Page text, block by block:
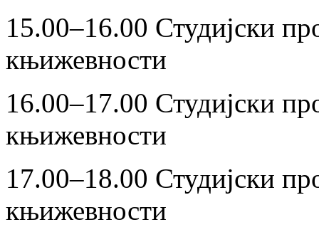
15.00–16.00 Студијски
књижевности
16.00–17.00 Студијски
књижевности
17.00–18.00 Студијски
књижевности